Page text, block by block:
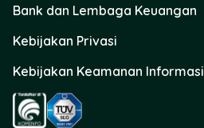
Bank dan Lembaga Keuangan
Kebijakan Privasi
Kebijakan Keamanan Informasi